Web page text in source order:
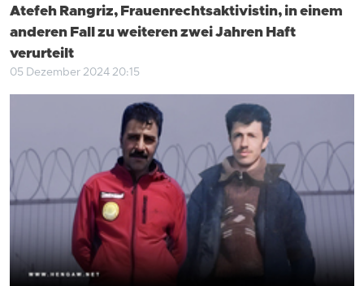
Atefeh Rangriz, Frauenrechtsaktivistin, in einem
anderen Fall zu weiteren zwei Jahren Haft
verurteilt
05 Dezember 2024 20:15